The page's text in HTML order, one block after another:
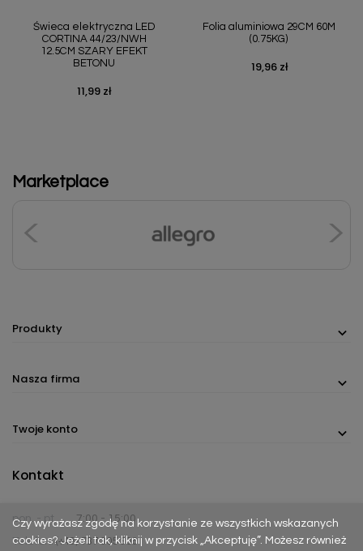
Świeca elektryczna LED
CORTINA 44/23/NWH
12.5CM SZARY EFEKT
BETONU
Cena
11,99 zł
Folia aluminiowa 29CM 60M
(0.75KG)
Cena
19,96 zł
Marketplace
Produkty
Nasza firma
Twoje konto
Czy wyrażasz zgodę na korzystanie ze wszystkich wskazanych
cookies? Jeżeli tak, kliknij w przycisk „Akceptuję”. Możesz również
Kontakt
pon. - pt.
7:00 - 15:00
Telefon:(+48) 737 305 306